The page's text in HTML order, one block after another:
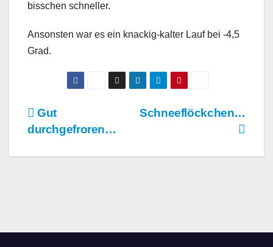
bisschen schneller.
Ansonsten war es ein knackig-kalter Lauf bei -4,5
Grad.
BeitragsnavigationSchneeflöckchen…
Gut
durchgefroren…